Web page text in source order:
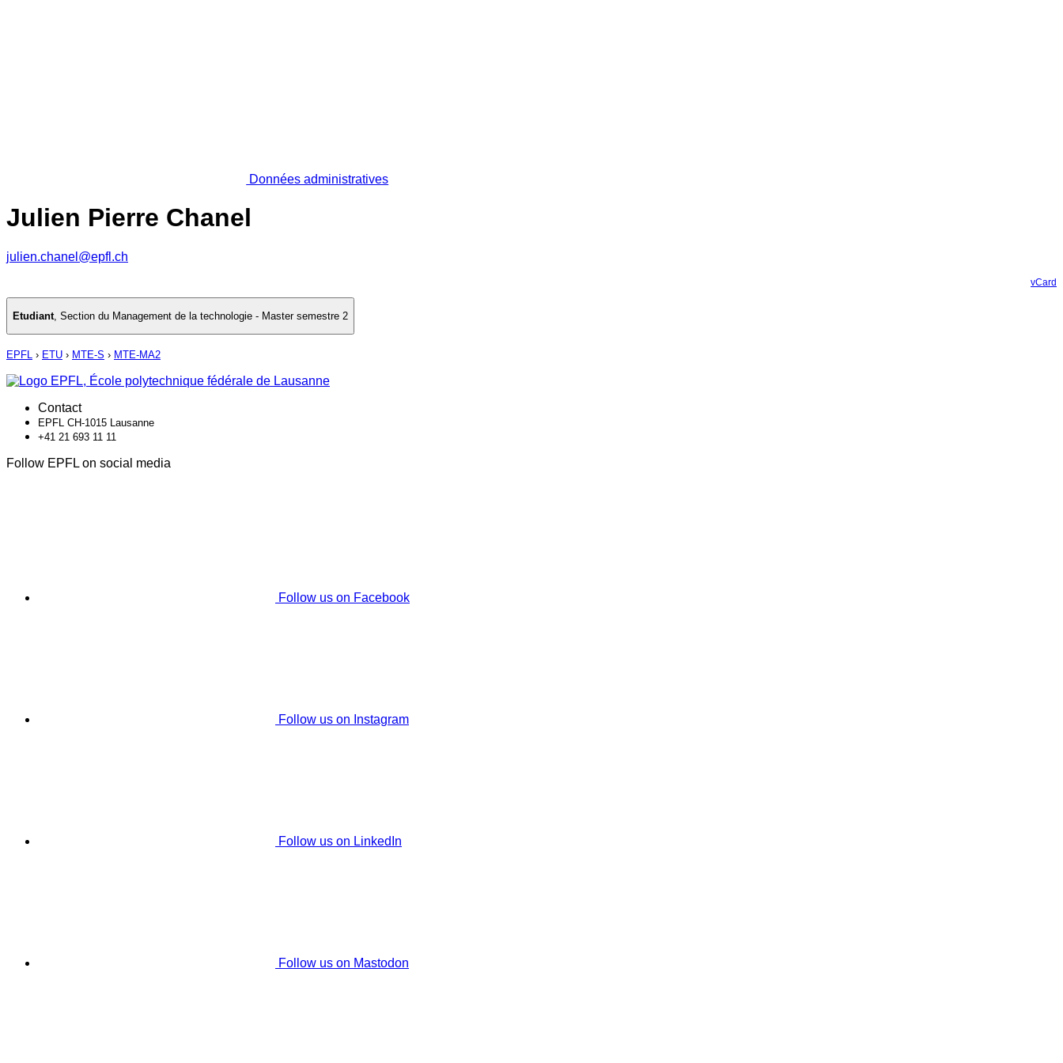
Données administratives
Julien Pierre Chanel
julien.chanel@epfl.ch
vCard
Etudiant, Section du Management de la technologie - Master semestre 2
EPFL › ETU › MTE-S › MTE-MA2
Contact
EPFL CH-1015 Lausanne
+41 21 693 11 11
Follow EPFL on social media
Follow us on Facebook
Follow us on Instagram
Follow us on LinkedIn
Follow us on Mastodon